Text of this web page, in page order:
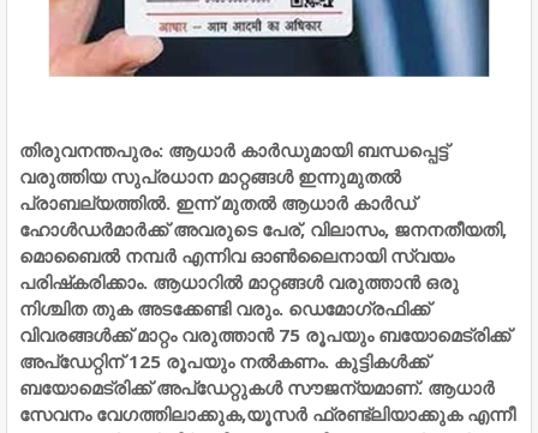
തിരുവനന്തപുരം: ആധാര്‍ കാര്‍ഡുമായി ബന്ധപ്പെട്ട്
വരുത്തിയ സുപ്രധാന മാറ്റങ്ങള്‍ ഇന്നുമുതല്‍
പ്രാബല്യത്തില്‍. ഇന്ന് മുതല്‍ ആധാര്‍ കാര്‍ഡ്
ഹോള്‍ഡര്‍മാര്‍ക്ക് അവരുടെ പേര്, വിലാസം, ജനനതീയതി,
മൊബൈല്‍ നമ്പര്‍ എന്നിവ ഓണ്‍ലൈനായി സ്വയം
പരിഷ്‌കരിക്കാം. ആധാറില്‍ മാറ്റങ്ങള്‍ വരുത്താന്‍ ഒരു
നിശ്ചിത തുക അടക്കേണ്ടി വരും. ഡെമോഗ്രഫിക്ക്
വിവരങ്ങള്‍ക്ക് മാറ്റം വരുത്താന്‍ 75 രൂപയും ബയോമെട്രിക്ക്
അപ്‌ഡേറ്റിന് 125 രൂപയും നല്‍കണം. കുട്ടികള്‍ക്ക്
ബയോമെട്രിക്ക് അപ്‌ഡേറ്റുകള്‍ സൗജന്യമാണ്. ആധാര്‍
സേവനം വേഗത്തിലാക്കുക,യൂസര്‍ ഫ്രണ്ട്‌ലിയാക്കുക എന്നീ